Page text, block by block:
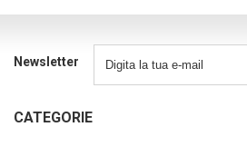
Newsletter
CATEGORIE